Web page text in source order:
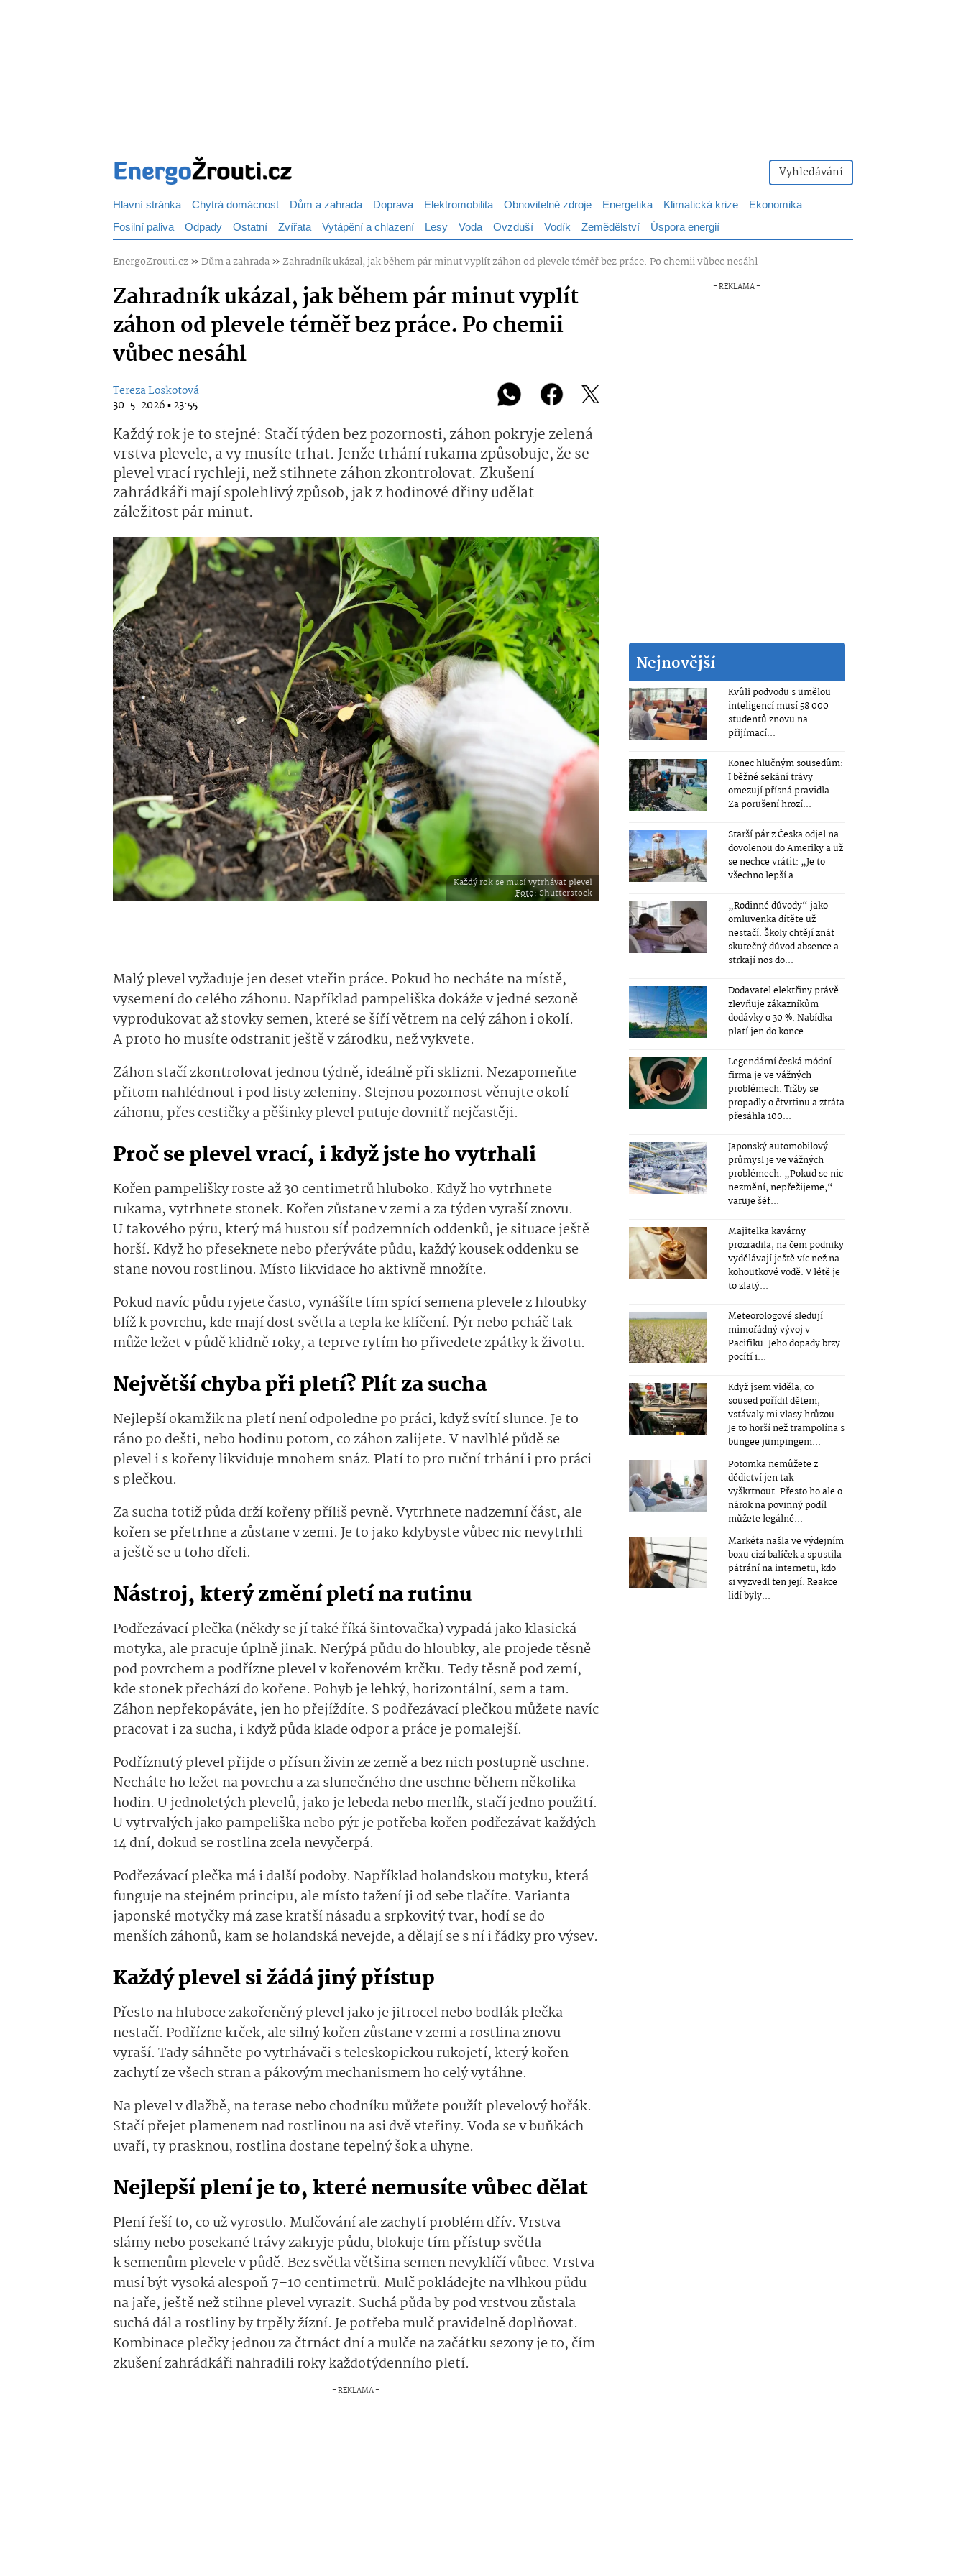
Vyhledávání
Hlavní stránka Chytrá domácnost Dům a zahrada Doprava Elektromobilita Obnovitelné zdroje Energetika Klimatická krize
Ekonomika
Fosilní paliva Odpady Ostatní Zvířata Vytápění a chlazení Lesy Voda Ovzduší Vodík Zemědělství Úspora energií
EnergoZrouti.cz»Dům a zahrada»Zahradník ukázal, jak během pár minut vyplít záhon od plevele téměř bez práce. Po chemii vůbec nesáhl
Zahradník ukázal, jak během pár minut vyplít
záhon od plevele téměř bez práce. Po chemii
vůbec nesáhl
Tereza Loskotová
30. 5. 2026 ▪ 23:55
Každý rok je to stejné: Stačí týden bez pozornosti, záhon pokryje zelená
vrstva plevele, a vy musíte trhat. Jenže trhání rukama způsobuje, že se
plevel vrací rychleji, než stihnete záhon zkontrolovat. Zkušení
zahrádkáři mají spolehlivý způsob, jak z hodinové dřiny udělat
záležitost pár minut.
Každý rok se musí vytrhávat plevel
Foto: Shutterstock
Malý plevel vyžaduje jen deset vteřin práce. Pokud ho necháte na místě,
vysemení do celého záhonu. Například pampeliška dokáže v jedné sezoně
vyprodukovat až stovky semen, které se šíří větrem na celý záhon i okolí.
A proto ho musíte odstranit ještě v zárodku, než vykvete.
Záhon stačí zkontrolovat jednou týdně, ideálně při sklizni. Nezapomeňte
přitom nahlédnout i pod listy zeleniny. Stejnou pozornost věnujte okolí
záhonu, přes cestičky a pěšinky plevel putuje dovnitř nejčastěji.
Proč se plevel vrací, i když jste ho vytrhali
Kořen pampelišky roste až 30 centimetrů hluboko. Když ho vytrhnete
rukama, vytrhnete stonek. Kořen zůstane v zemi a za týden vyraší znovu.
U takového pýru, který má hustou síť podzemních oddenků, je situace ještě
horší. Když ho přeseknete nebo přerýváte půdu, každý kousek oddenku se
stane novou rostlinou. Místo likvidace ho aktivně množíte.
Pokud navíc půdu ryjete často, vynášíte tím spící semena plevele z hloubky
blíž k povrchu, kde mají dost světla a tepla ke klíčení. Pýr nebo pcháč tak
může ležet v půdě klidně roky, a teprve rytím ho přivedete zpátky k životu.
Největší chyba při pletí? Plít za sucha
Nejlepší okamžik na pletí není odpoledne po práci, když svítí slunce. Je to
ráno po dešti, nebo hodinu potom, co záhon zalijete. V navlhlé půdě se
plevel i s kořeny likviduje mnohem snáz. Platí to pro ruční trhání i pro práci
s plečkou.
Za sucha totiž půda drží kořeny příliš pevně. Vytrhnete nadzemní část, ale
kořen se přetrhne a zůstane v zemi. Je to jako kdybyste vůbec nic nevytrhli –
a ještě se u toho dřeli.
Nástroj, který změní pletí na rutinu
Podřezávací plečka (někdy se jí také říká šintovačka) vypadá jako klasická
motyka, ale pracuje úplně jinak. Nerýpá půdu do hloubky, ale projede těsně
pod povrchem a podřízne plevel v kořenovém krčku. Tedy těsně pod zemí,
kde stonek přechází do kořene. Pohyb je lehký, horizontální, sem a tam.
Záhon nepřekopáváte, jen ho přejíždíte. S podřezávací plečkou můžete navíc
pracovat i za sucha, i když půda klade odpor a práce je pomalejší.
Podříznutý plevel přijde o přísun živin ze země a bez nich postupně uschne.
Necháte ho ležet na povrchu a za slunečného dne uschne během několika
hodin. U jednoletých plevelů, jako je lebeda nebo merlík, stačí jedno použití.
U vytrvalých jako pampeliška nebo pýr je potřeba kořen podřezávat každých
14 dní, dokud se rostlina zcela nevyčerpá.
Podřezávací plečka má i další podoby. Například holandskou motyku, která
funguje na stejném principu, ale místo tažení ji od sebe tlačíte. Varianta
japonské motyčky má zase kratší násadu a srpkovitý tvar, hodí se do
menších záhonů, kam se holandská nevejde, a dělají se s ní i řádky pro výsev.
Každý plevel si žádá jiný přístup
Přesto na hluboce zakořeněný plevel jako je jitrocel nebo bodlák plečka
nestačí. Podřízne krček, ale silný kořen zůstane v zemi a rostlina znovu
vyraší. Tady sáhněte po vytrhávači s teleskopickou rukojetí, který kořen
zachytí ze všech stran a pákovým mechanismem ho celý vytáhne.
Na plevel v dlažbě, na terase nebo chodníku můžete použít plevelový hořák.
Stačí přejet plamenem nad rostlinou na asi dvě vteřiny. Voda se v buňkách
uvaří, ty prasknou, rostlina dostane tepelný šok a uhyne.
Nejlepší plení je to, které nemusíte vůbec dělat
Plení řeší to, co už vyrostlo. Mulčování ale zachytí problém dřív. Vrstva
slámy nebo posekané trávy zakryje půdu, blokuje tím přístup světla
k semenům plevele v půdě. Bez světla většina semen nevyklíčí vůbec. Vrstva
musí být vysoká alespoň 7–10 centimetrů. Mulč pokládejte na vlhkou půdu
na jaře, ještě než stihne plevel vyrazit. Suchá půda by pod vrstvou zůstala
suchá dál a rostliny by trpěly žízní. Je potřeba mulč pravidelně doplňovat.
Kombinace plečky jednou za čtrnáct dní a mulče na začátku sezony je to, čím
zkušení zahrádkáři nahradili roky každotýdenního ple­tí.
Nejnovější
Kvůli podvodu s umělou
inteligencí musí 58 000
studentů znovu na
přijímací...
Konec hlučným sousedům:
I běžné sekání trávy
omezují přísná pravidla.
Za porušení hrozí...
Starší pár z Česka odjel na
dovolenou do Ameriky a už
se nechce vrátit: „Je to
všechno lepší a...
„Rodinné důvody“ jako
omluvenka dítěte už
nestačí. Školy chtějí znát
skutečný důvod absence a
strkají nos do...
Dodavatel elektřiny právě
zlevňuje zákazníkům
dodávky o 30 %. Nabídka
platí jen do konce...
Legendární česká módní
firma je ve vážných
problémech. Tržby se
propadly o čtvrtinu a ztráta
přesáhla 100...
Japonský automobilový
průmysl je ve vážných
problémech. „Pokud se nic
nezmění, nepřežijeme,“
varuje šéf...
Majitelka kavárny
prozradila, na čem podniky
vydělávají ještě víc než na
kohoutkové vodě. V létě je
to zlatý...
Meteorologové sledují
mimořádný vývoj v
Pacifiku. Jeho dopady brzy
pocítí i...
Když jsem viděla, co
soused pořídil dětem,
vstávaly mi vlasy hrůzou.
Je to horší než trampolína s
bungee jumpingem...
Potomka nemůžete z
dědictví jen tak
vyškrtnout. Přesto ho ale o
nárok na povinný podíl
můžete legálně...
Markéta našla ve výdejním
boxu cizí balíček a spustila
pátrání na internetu, kdo
si vyzvedl ten její. Reakce
lidí byly...